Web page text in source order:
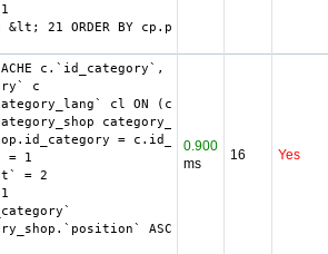
21 ORDER BY cp.position DESC LIMIT 1
c.`id_category`, cl.`name`,
c
cl ON (c.`id_category` =
category_shop
= c.id_category AND
= 1
= 2
ASC
0.900
ms
16 Yes